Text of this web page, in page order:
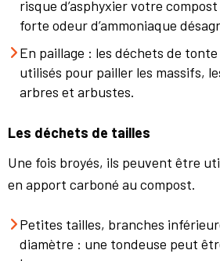
risque d’asphyxier votre
forte odeur d’ammoniaque
En paillage : les déchets de
utilisés pour pailler les massifs,
arbres et arbustes.
Les déchets de tailles
Une fois broyés, ils peuvent être
en apport carboné au compost.
Petites tailles, branches
diamètre : une tondeuse peut